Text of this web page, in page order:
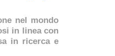
nel mondo
in linea con
in ricerca e